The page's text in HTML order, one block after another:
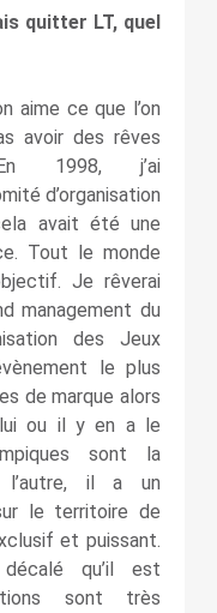
quitter LT, quel
aime ce que l’on
avoir des rêves
1998, j’ai
d’organisation
avait été une
Tout le monde
Je rêverai
management du
des Jeux
le plus
de marque alors
ou il y en a le
sont la
l’autre, il a un
le territoire de
et puissant.
qu’il est
sont très